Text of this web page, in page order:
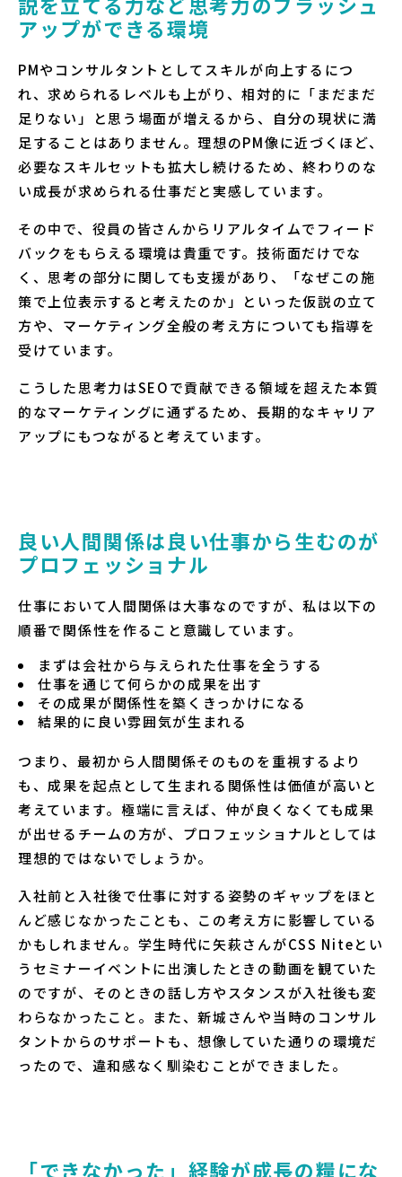
アップができる環境
PMやコンサルタントとしてスキルが向上するにつ
れ、求められるレベルも上がり、相対的に「まだまだ
足りない」と思う場面が増えるから、自分の現状に満
足することはありません。理想のPM像に近づくほど、
必要なスキルセットも拡大し続けるため、終わりのな
い成長が求められる仕事だと実感しています。
その中で、役員の皆さんからリアルタイムでフィード
バックをもらえる環境は貴重です。技術面だけでな
く、思考の部分に関しても支援があり、「なぜこの施
策で上位表示すると考えたのか」といった仮説の立て
方や、マーケティング全般の考え方についても指導を
受けています。
こうした思考力はSEOで貢献できる領域を超えた本質
的なマーケティングに通ずるため、長期的なキャリア
アップにもつながると考えています。
良い人間関係は良い仕事から生むのが
プロフェッショナル
仕事において人間関係は大事なのですが、私は以下の
順番で関係性を作ること意識しています。
まずは会社から与えられた仕事を全うする
仕事を通じて何らかの成果を出す
その成果が関係性を築くきっかけになる
結果的に良い雰囲気が生まれる
つまり、最初から人間関係そのものを重視するより
も、成果を起点として生まれる関係性は価値が高いと
考えています。極端に言えば、仲が良くなくても成果
が出せるチームの方が、プロフェッショナルとしては
理想的ではないでしょうか。
入社前と入社後で仕事に対する姿勢のギャップをほと
んど感じなかったことも、この考え方に影響している
かもしれません。学生時代に矢萩さんがCSS Niteとい
うセミナーイベントに出演したときの動画を観ていた
のですが、そのときの話し方やスタンスが入社後も変
わらなかったこと。また、新城さんや当時のコンサル
タントからのサポートも、想像していた通りの環境だ
ったので、違和感なく馴染むことができました。
「できなかった」経験が成長の糧にな